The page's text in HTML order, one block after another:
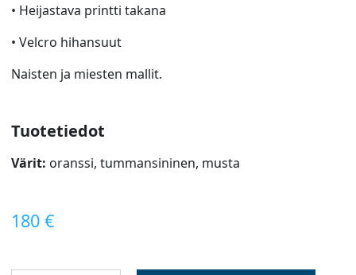
• Heijastava printti takana
• Velcro hihansuut
Naisten ja miesten mallit.
Tuotetiedot
Värit: oranssi, tummansininen, musta
180 €